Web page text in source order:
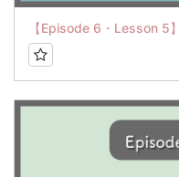
【Episode 6・Lesson 5